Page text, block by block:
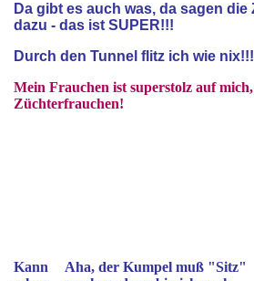
Da gibt es auch was, da sagen
dazu - das ist SUPER!!!
Durch den Tunnel flitz ich wie nix!!!
Mein Frauchen ist superstolz auf
Züchterfrauchen!
Kann
Aha, der Kumpel muß "Sitz"